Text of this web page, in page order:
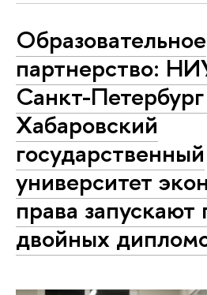
Образовательное
партнерство:
Санкт-
Хабаровский
государственный
университет
права
двойных